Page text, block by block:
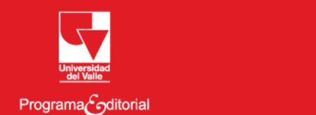
Ciencia política
Ciencias Sociales
Conflicto Armado